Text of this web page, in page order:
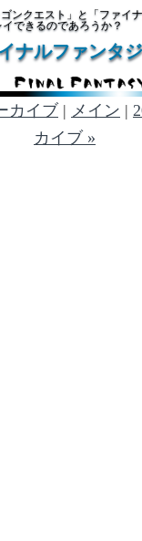
ンクエスト」と「ファイ
できるのであろうか？
ナルファンタ
カイブ | メイン |
カイブ »